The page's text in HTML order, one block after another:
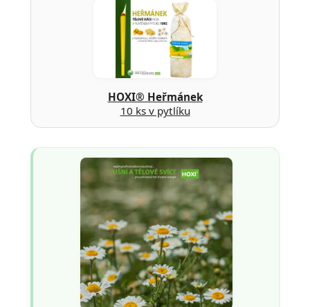
HOXI® Heřmánek
10 ks v pytlíku